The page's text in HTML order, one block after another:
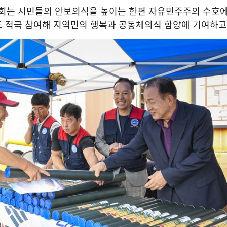
는 시민들의 안보의식을 높이는 한편 자유민주주의 수호
적극 참여해 지역민의 행복과 공동체의식 함양에 기여하